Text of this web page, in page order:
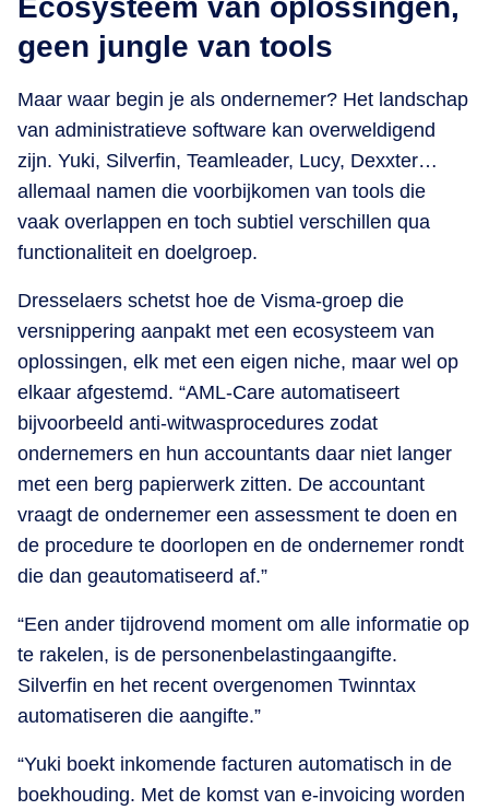
Ecosysteem van oplossingen,
geen jungle van tools
Maar waar begin je als ondernemer? Het landschap
van administratieve software kan overweldigend
zijn. Yuki, Silverfin, Teamleader, Lucy, Dexxter…
allemaal namen die voorbijkomen van tools die
vaak overlappen en toch subtiel verschillen qua
functionaliteit en doelgroep.
Dresselaers schetst hoe de Visma-groep die
versnippering aanpakt met een ecosysteem van
oplossingen, elk met een eigen niche, maar wel op
elkaar afgestemd. “AML-Care automatiseert
bijvoorbeeld anti-witwasprocedures zodat
ondernemers en hun accountants daar niet langer
met een berg papierwerk zitten. De accountant
vraagt de ondernemer een assessment te doen en
de procedure te doorlopen en de ondernemer rondt
die dan geautomatiseerd af.”
“Een ander tijdrovend moment om alle informatie op
te rakelen, is de personenbelastingaangifte.
Silverfin en het recent overgenomen Twinntax
automatiseren die aangifte.”
“Yuki boekt inkomende facturen automatisch in de
boekhouding. Met de komst van e-invoicing worden